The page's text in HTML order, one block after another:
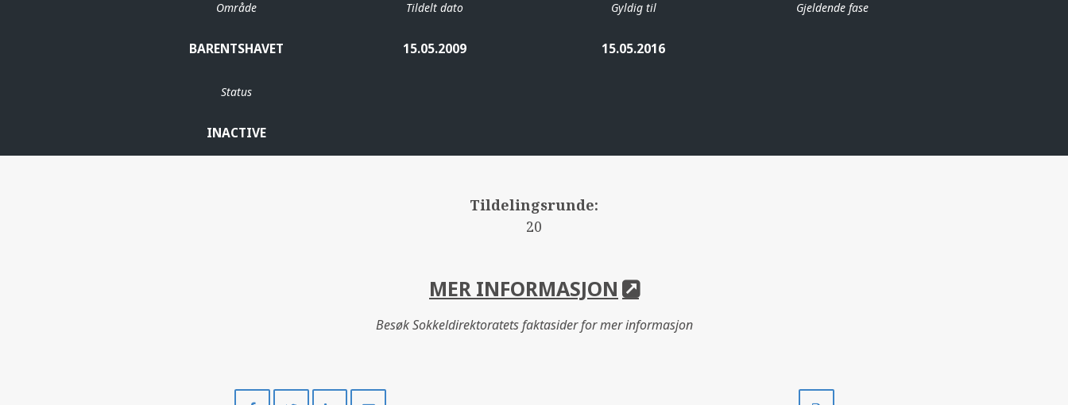
Område
BARENTSHAVET
Tildelt dato
15.05.2009
Gyldig til
15.05.2016
Gjeldende fase
Status
INACTIVE
Tildelingsrunde:
20
MER INFORMASJON
Besøk Sokkeldirektoratets faktasider for mer informasjon